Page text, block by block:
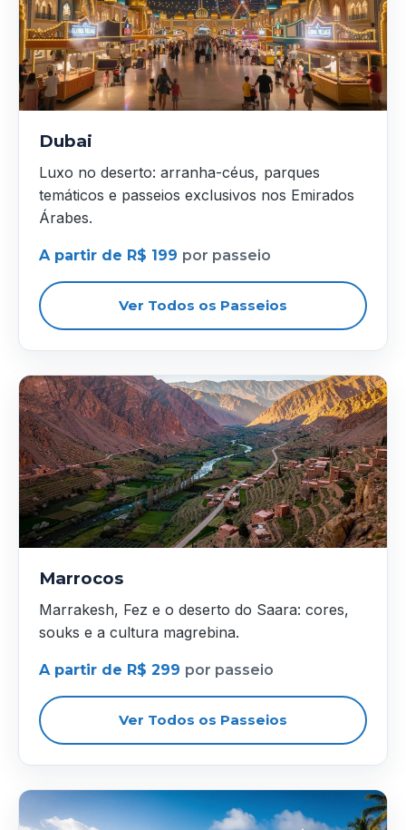
Dubai
Luxo no deserto: arranha-céus, parques
temáticos e passeios exclusivos nos Emirados
Árabes.
A partir de R$ 199 por passeio
Ver Todos os Passeios
Marrocos
Marrakesh, Fez e o deserto do Saara: cores,
souks e a cultura magrebina.
A partir de R$ 299 por passeio
Ver Todos os Passeios